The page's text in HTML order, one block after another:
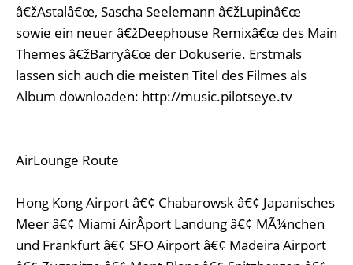
â€žAstalâ€œ, Sascha Seelemann â€žLupinâ€œ
sowie ein neuer â€žDeephouse Remixâ€œ des Main
Themes â€žBarryâ€œ der Dokuserie. Erstmals
lassen sich auch die meisten Titel des Filmes als
Album downloaden: http://music.pilotseye.tv
AirLounge Route
Hong Kong Airport â€¢ Chabarowsk â€¢ Japanisches
Meer â€¢ Miami AirÂ­port Landung â€¢ MÃ¼nchen
und Frankfurt â€¢ SFO Airport â€¢ Madeira Airport